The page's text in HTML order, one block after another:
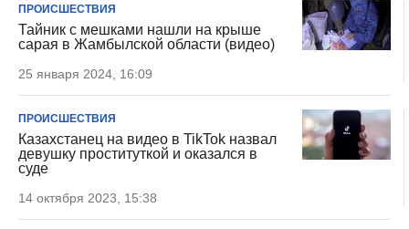
ПРОИСШЕСТВИЯ
Тайник с мешками нашли на крыше
сарая в Жамбылской области (видео)
25 января 2024, 16:09
ПРОИСШЕСТВИЯ
Казахстанец на видео в TikTok назвал
девушку проституткой и оказался в
суде
14 октября 2023, 15:38